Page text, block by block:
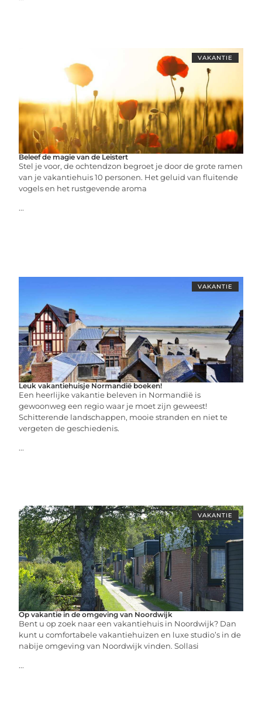
VAKANTIE
Beleef de magie van de Leistert
Stel je voor, de ochtendzon begroet je door de grote ramen
van je vakantiehuis 10 personen. Het geluid van fluitende
vogels en het rustgevende aroma
...
VAKANTIE
Leuk vakantiehuisje Normandië boeken!
Een heerlijke vakantie beleven in Normandië is
gewoonweg een regio waar je moet zijn geweest!
Schitterende landschappen, mooie stranden en niet te
vergeten de geschiedenis.
...
VAKANTIE
Op vakantie in de omgeving van Noordwijk
Bent u op zoek naar een vakantiehuis in Noordwijk? Dan
kunt u comfortabele vakantiehuizen en luxe studio’s in de
nabije omgeving van Noordwijk vinden. Sollasi
...